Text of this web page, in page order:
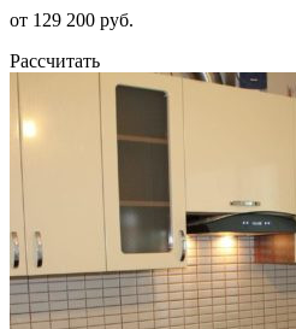
от 129 200 руб.
Рассчитать